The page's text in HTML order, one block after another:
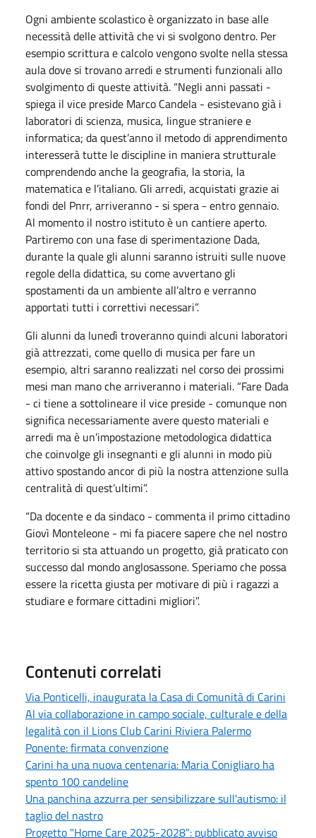
Ogni ambiente scolastico è organizzato in base alle
necessità delle attività che vi si svolgono dentro. Per
esempio scrittura e calcolo vengono svolte nella stessa
aula dove si trovano arredi e strumenti funzionali allo
svolgimento di queste attività. “Negli anni passati -
spiega il vice preside Marco Candela - esistevano già i
laboratori di scienza, musica, lingue straniere e
informatica; da quest’anno il metodo di apprendimento
interesserà tutte le discipline in maniera strutturale
comprendendo anche la geografia, la storia, la
matematica e l’italiano. Gli arredi, acquistati grazie ai
fondi del Pnrr, arriveranno - si spera - entro gennaio.
Al momento il nostro istituto è un cantiere aperto.
Partiremo con una fase di sperimentazione Dada,
durante la quale gli alunni saranno istruiti sulle nuove
regole della didattica, su come avvertano gli
spostamenti da un ambiente all’altro e verranno
apportati tutti i correttivi necessari”.
Gli alunni da lunedì troveranno quindi alcuni laboratori
già attrezzati, come quello di musica per fare un
esempio, altri saranno realizzati nel corso dei prossimi
mesi man mano che arriveranno i materiali. “Fare Dada
- ci tiene a sottolineare il vice preside - comunque non
significa necessariamente avere questo materiali e
arredi ma è un’impostazione metodologica didattica
che coinvolge gli insegnanti e gli alunni in modo più
attivo spostando ancor di più la nostra attenzione sulla
centralità di quest’ultimi”.
“Da docente e da sindaco - commenta il primo cittadino
Giovì Monteleone - mi fa piacere sapere che nel nostro
territorio si sta attuando un progetto, già praticato con
successo dal mondo anglosassone. Speriamo che possa
essere la ricetta giusta per motivare di più i ragazzi a
studiare e formare cittadini migliori”.
Contenuti correlati
Via Ponticelli, inaugurata la Casa di Comunità di Carini
Al via collaborazione in campo sociale, culturale e della
legalità con il Lions Club Carini Riviera Palermo
Ponente: firmata convenzione
Carini ha una nuova centenaria: Maria Conigliaro ha
spento 100 candeline
Una panchina azzurra per sensibilizzare sull'autismo: il
taglio del nastro
Progetto "Home Care 2025-2028": pubblicato avviso